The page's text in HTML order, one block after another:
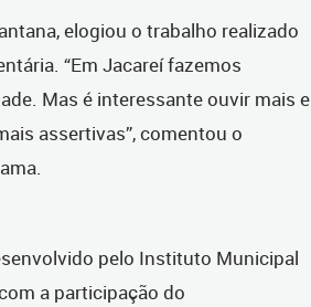
elogiou o trabalho realizado
“Em Jacareí fazemos
Mas é interessante ouvir mais e
assertivas”, comentou o
pelo Instituto Municipal
a participação do